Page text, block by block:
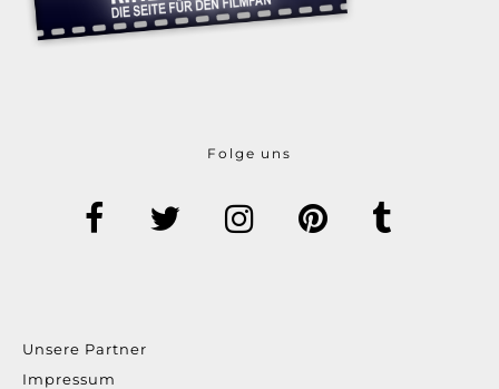
Folge uns
Unsere Partner
Impressum